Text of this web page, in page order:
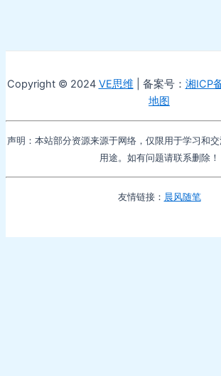
Copyright © 2024 VE思维 | 备案号： 湘ICP
地图
声明：本站部分资源来源于网络，仅限用于学习和
用途。如有问题请联系删除！
友情链接： 晨风随笔